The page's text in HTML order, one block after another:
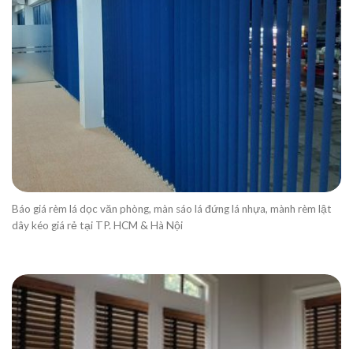
Báo giá rèm lá dọc văn phòng, màn sáo lá đứng lá nhựa, mành rèm lật
dây kéo giá rẻ tại TP. HCM & Hà Nội